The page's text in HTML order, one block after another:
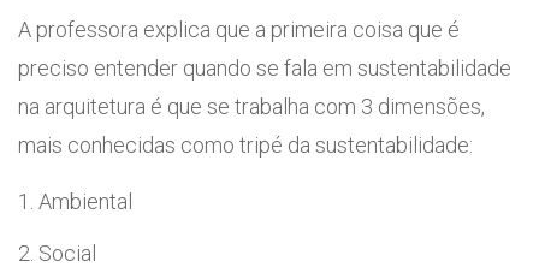
A professora explica que a primeira coisa que é
preciso entender quando se fala em sustentabilidade
na arquitetura é que se trabalha com 3 dimensões,
mais conhecidas como tripé da sustentabilidade:
Ambiental
Social